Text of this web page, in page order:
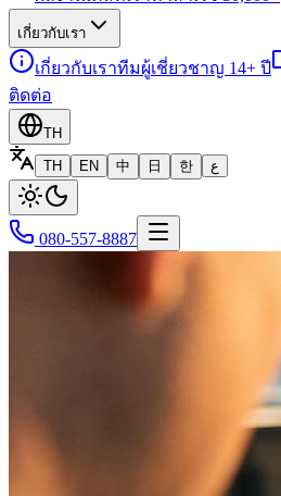
เกี่ยวกับเรา
เกี่ยวกับเราทีมผู้เชี่ยวชาญ 14+ ปี
ติดต่อ
TH
TH
EN 中 日 한 ع
080-557-8887